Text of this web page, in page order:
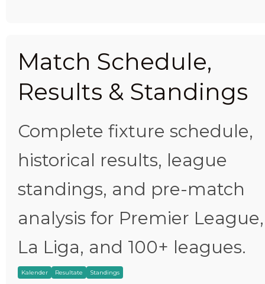
Match Schedule,
Results & Standings
Complete fixture schedule,
historical results, league
standings, and pre-match
analysis for Premier League,
La Liga, and 100+ leagues.
Kalender Resultate Standings